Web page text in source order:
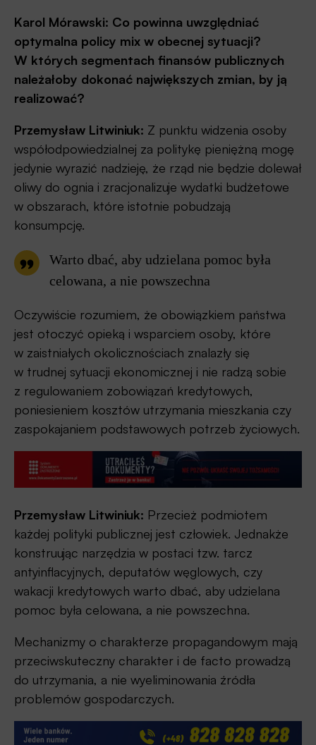
Karol Mórawski: Co powinna uwzględniać
optymalna policy mix w obecnej sytuacji?
W których segmentach finansów publicznych
należałoby dokonać największych zmian, by ją
realizować?
Przemysław Litwiniuk: Z punktu widzenia osoby
współodpowiedzialnej za politykę pieniężną mogę
jedynie wyrazić nadzieję, że rząd nie będzie dolewał
oliwy do ognia i zracjonalizuje wydatki budżetowe
w obszarach, które istotnie pobudzają
konsumpcję.
Warto dbać, aby udzielana pomoc była
celowana, a nie powszechna
Oczywiście rozumiem, że obowiązkiem państwa
jest otoczyć opieką i wsparciem osoby, które
w zaistniałych okolicznościach znalazły się
w trudnej sytuacji ekonomicznej i nie radzą sobie
z regulowaniem zobowiązań kredytowych,
poniesieniem kosztów utrzymania mieszkania czy
zaspokajaniem podstawowych potrzeb życiowych.
Przemysław Litwiniuk: Przecież podmiotem
każdej polityki publicznej jest człowiek. Jednakże
konstruując narzędzia w postaci tzw. tarcz
antyinflacyjnych, deputatów węglowych, czy
wakacji kredytowych warto dbać, aby udzielana
pomoc była celowana, a nie powszechna.
Mechanizmy o charakterze propagandowym mają
przeciwskuteczny charakter i de facto prowadzą
do utrzymania, a nie wyeliminowania źródła
problemów gospodarczych.